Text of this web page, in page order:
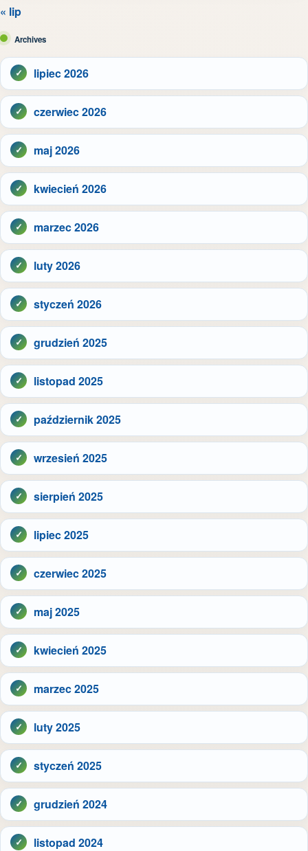
« lip
Archives
lipiec 2026
czerwiec 2026
maj 2026
kwiecień 2026
marzec 2026
luty 2026
styczeń 2026
grudzień 2025
listopad 2025
październik 2025
wrzesień 2025
sierpień 2025
lipiec 2025
czerwiec 2025
maj 2025
kwiecień 2025
marzec 2025
luty 2025
styczeń 2025
grudzień 2024
listopad 2024